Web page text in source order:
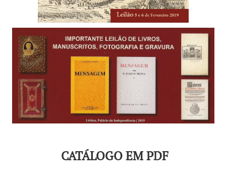
CATÁLOGO EM PDF